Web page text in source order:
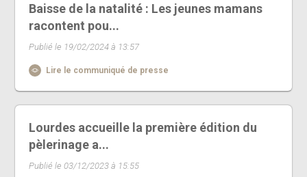
Baisse de la natalité : Les jeunes mamans
racontent pou...
Publié le 19/02/2024 à 13:57
Lire le communiqué de presse
Lourdes accueille la première édition du
pèlerinage a...
Publié le 03/12/2023 à 15:55